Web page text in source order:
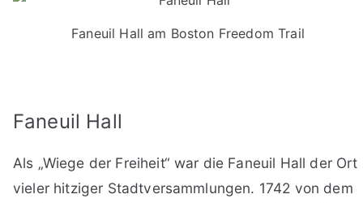
Faneuil Hall am Boston Freedom Trail
Faneuil Hall
Als „Wiege der Freiheit“ war die Faneuil Hall der Ort
vieler hitziger Stadtversammlungen. 1742 von dem